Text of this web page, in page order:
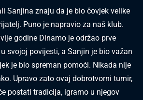
Sanjina znaju da je bio čovjek velike
Puno je napravio za naš klub.
godine Dinamo je održao prve
svojoj povijesti, a Sanjin je bio važan
je bio spreman pomoći. Nikada nije
Upravo zato ovaj dobrotvorni turnir,
postati tradicija, igramo u njegov